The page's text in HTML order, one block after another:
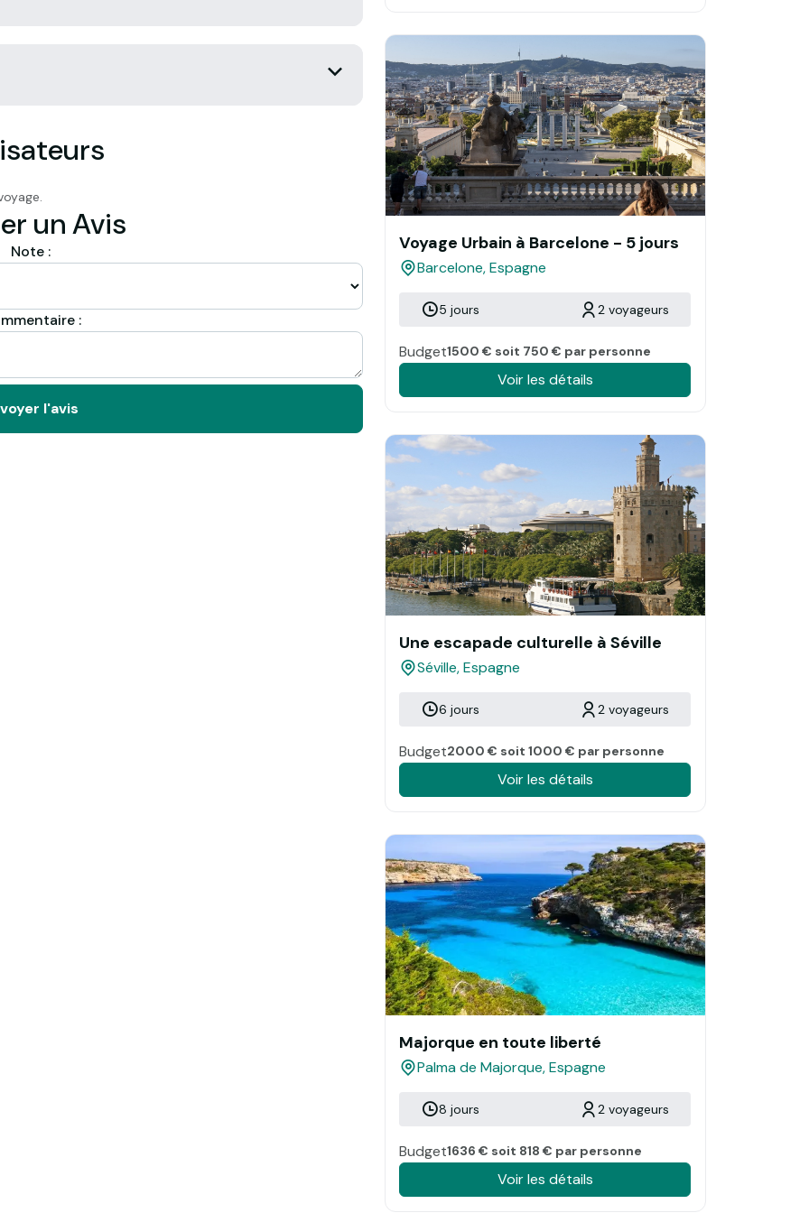
un Avis
Note :
:
l'avis
Voyage Urbain à Barcelone - 5 jours
Barcelone, Espagne
5 jours 2 voyageurs
Budget1500 € soit 750 € par personne
Voir les détails
Une escapade culturelle à Séville
Séville, Espagne
6 jours 2 voyageurs
Budget2000 € soit 1000 € par personne
Voir les détails
Majorque en toute liberté
Palma de Majorque, Espagne
8 jours 2 voyageurs
Budget1636 € soit 818 € par personne
Voir les détails